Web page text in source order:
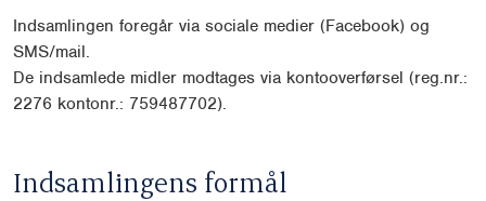
Indsamlingen foregår via sociale medier (Facebook) og
SMS/mail.
De indsamlede midler modtages via kontooverførsel (reg.nr.:
2276 kontonr.: 759487702).
Indsamlingens formål